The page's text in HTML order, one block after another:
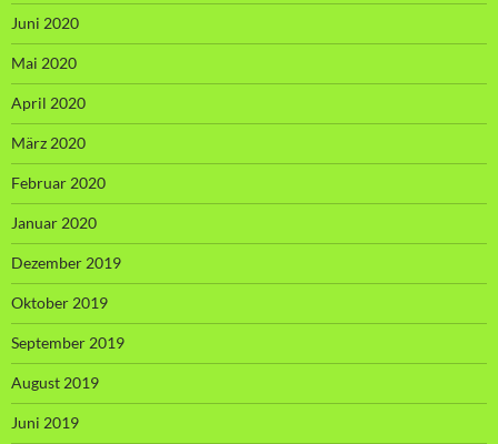
Juni 2020
Mai 2020
April 2020
März 2020
Februar 2020
Januar 2020
Dezember 2019
Oktober 2019
September 2019
August 2019
Juni 2019